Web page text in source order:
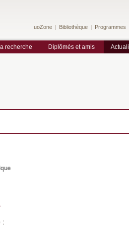
uoZone Bibliothèque Programmes
recherche Diplômés et amis
: